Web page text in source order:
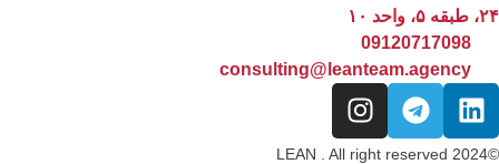
واحد ۱۰
09120717098
consulting@leanteam.agency